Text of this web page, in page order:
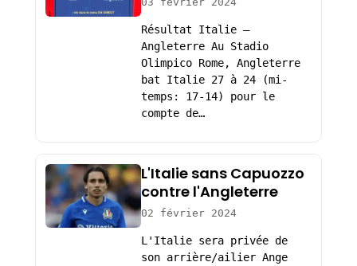
Résultat Italie –
Angleterre Au Stadio
Olimpico Rome, Angleterre
bat Italie 27 à 24 (mi-
temps: 17-14) pour le
compte de…
L'Italie sans Capuozzo
contre l'Angleterre
02 février 2024
L'Italie sera privée de
son arrière/ailier Ange